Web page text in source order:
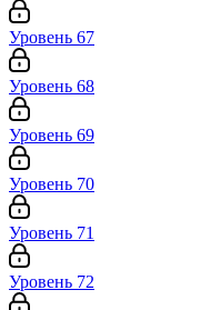
Уровень 67
Уровень 68
Уровень 69
Уровень 70
Уровень 71
Уровень 72